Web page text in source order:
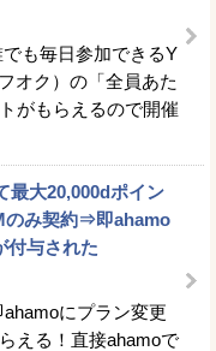
も毎日参加できるY
オク）の「全員あた
がもらえるので開催
最大20,000dポイン
のみ契約⇒即ahamo
付与された
にプラン変更
える！直接ahamoで